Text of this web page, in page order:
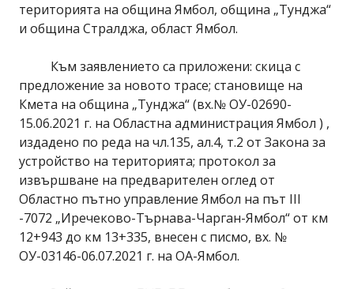
територията на община Ямбол, община „Тунджа“
и община Стралджа, област Ямбол.
Към заявлението са приложени: скица с
предложение за новото трасе; становище на
Кмета на община „Тунджа“ (вх.№ ОУ-02690-
15.06.2021 г. на Областна администрация Ямбол ) ,
издадено по реда на чл.135, ал.4, т.2 от Закона за
устройство на територията; протокол за
извършване на предварителен оглед от
Областно пътно управление Ямбол на път III
-7072 „Иречеково-Търнава-Чарган-Ямбол“ от км
12+943 до км 13+335, внесен с писмо, вх. №
ОУ-03146-06.07.2021 г. на ОА-Ямбол.